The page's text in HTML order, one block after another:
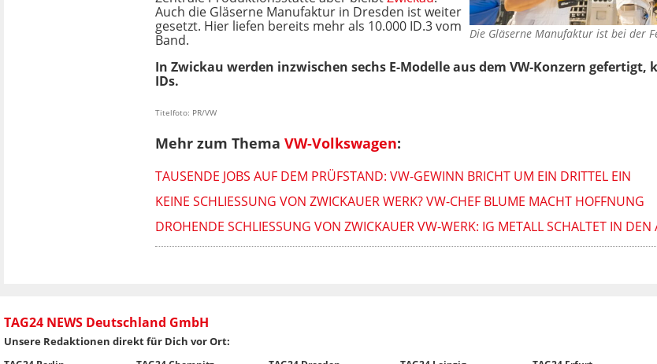
Die Gläserne Manufaktur ist bei der
Auch die Gläserne Manufaktur in Dresden ist weiter
gesetzt. Hier liefen bereits mehr als 10.000 ID.3 vom
Band.
In Zwickau werden inzwischen sechs E-Modelle aus dem VW-Konzern
IDs.
Titelfoto: PR/VW
Mehr zum Thema VW-Volkswagen:
TAUSENDE JOBS AUF DEM PRÜFSTAND: VW-GEWINN BRICHT UM EIN DRITTEL EIN
KEINE SCHLIESSUNG VON ZWICKAUER WERK? VW-CHEF BLUME MACHT HOFFNUNG
DROHENDE SCHLIESSUNG VON ZWICKAUER VW-WERK: IG METALL SCHALTET IN DEN
TAG24 NEWS Deutschland GmbH
Unsere Redaktionen direkt für Dich vor Ort: